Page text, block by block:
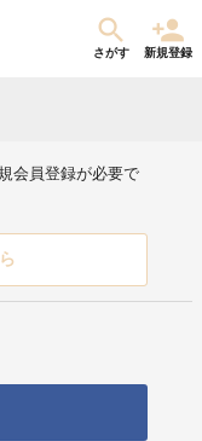
さがす 新規登録
会員登録が必要で